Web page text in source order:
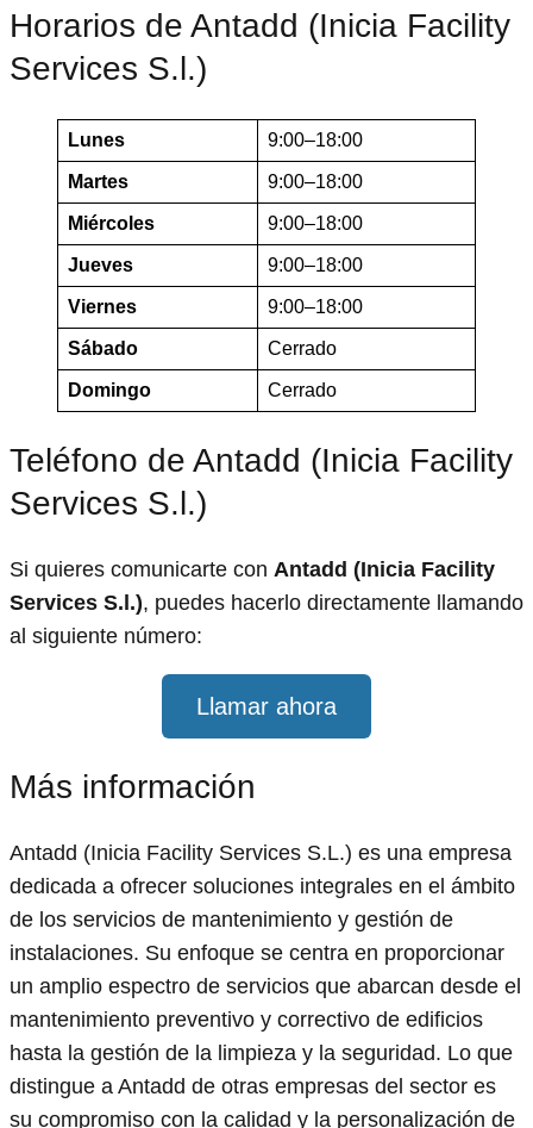
Horarios de Antadd (Inicia Facility
Services S.l.)
Lunes 9:00–18:00
Martes 9:00–18:00
Miércoles 9:00–18:00
Jueves 9:00–18:00
Viernes 9:00–18:00
Sábado Cerrado
Domingo Cerrado
Teléfono de Antadd (Inicia Facility
Services S.l.)
Si quieres comunicarte con Antadd (Inicia Facility
Services S.l.), puedes hacerlo directamente llamando
al siguiente número:
Llamar ahora
Más información
Antadd (Inicia Facility Services S.L.) es una empresa
dedicada a ofrecer soluciones integrales en el ámbito
de los servicios de mantenimiento y gestión de
instalaciones. Su enfoque se centra en proporcionar
un amplio espectro de servicios que abarcan desde el
mantenimiento preventivo y correctivo de edificios
hasta la gestión de la limpieza y la seguridad. Lo que
distingue a Antadd de otras empresas del sector es
su compromiso con la calidad y la personalización de